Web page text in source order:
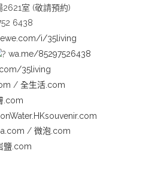
室 (敬請預約)
6438
i/35living
wa.me/85297526438
35living
/全生活.com
.com
/微泡.com
鹽.com